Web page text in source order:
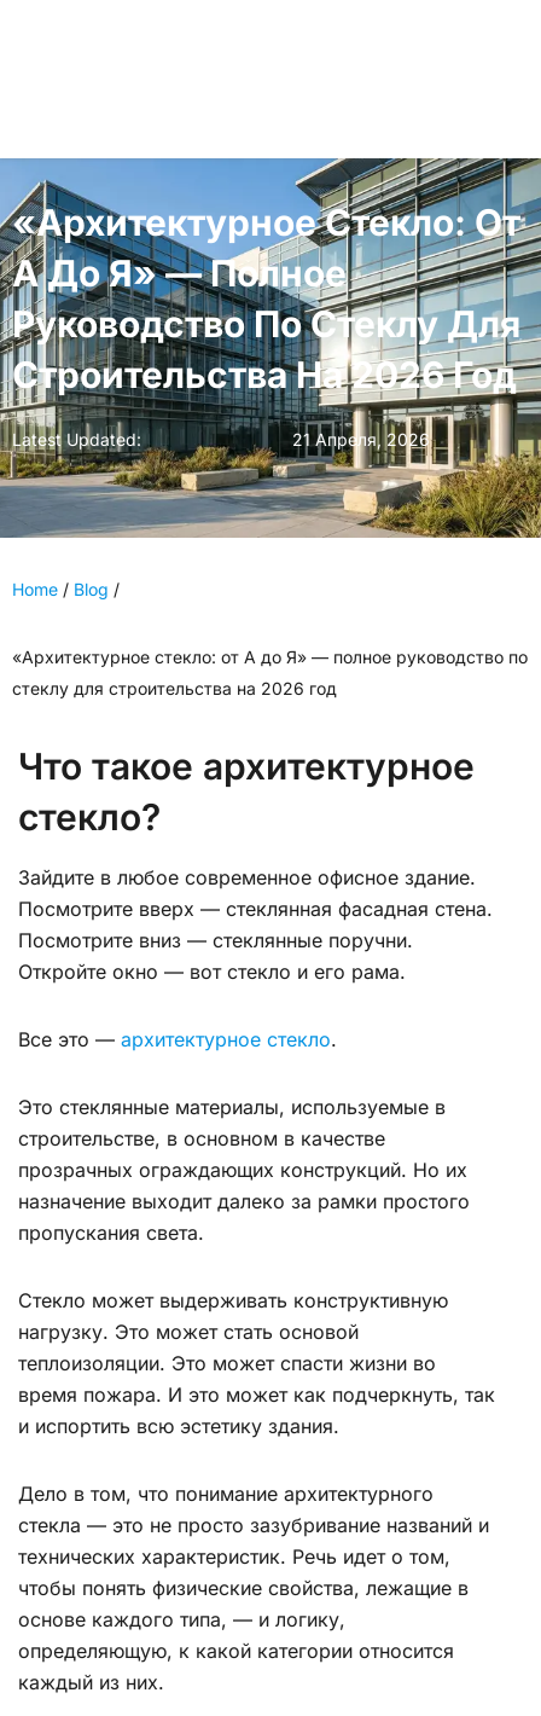
«Архитектурное Стекло: От
А До Я» — Полное
Руководство По Стеклу Для
Строительства На 2026 Год
Latest Updated: 21 Апреля, 2026
Home / Blog /
«Архитектурное стекло: от А до Я» — полное руководство по
стеклу для строительства на 2026 год
Что такое архитектурное
стекло?
Зайдите в любое современное офисное здание.
Посмотрите вверх — стеклянная фасадная стена.
Посмотрите вниз — стеклянные поручни.
Откройте окно — вот стекло и его рама.
Все это — архитектурное стекло.
Это стеклянные материалы, используемые в
строительстве, в основном в качестве
прозрачных ограждающих конструкций. Но их
назначение выходит далеко за рамки простого
пропускания света.
Стекло может выдерживать конструктивную
нагрузку. Это может стать основой
теплоизоляции. Это может спасти жизни во
время пожара. И это может как подчеркнуть, так
и испортить всю эстетику здания.
Дело в том, что понимание архитектурного
стекла — это не просто зазубривание названий и
технических характеристик. Речь идет о том,
чтобы понять физические свойства, лежащие в
основе каждого типа, — и логику,
определяющую, к какой категории относится
каждый из них.